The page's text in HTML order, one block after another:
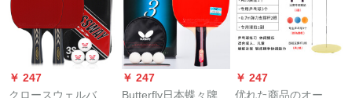
￥ 247
クロースウェルバッ
￥ 247
Butterfly日本蝶々牌ラ
￥ 247
优れた商品のオース